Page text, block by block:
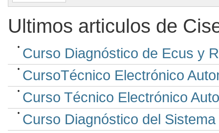
Ultimos articulos de
Curso Diagnóstico de Ecus y
CursoTécnico Electrónico
Curso Técnico Electrónico
Curso Diagnóstico del